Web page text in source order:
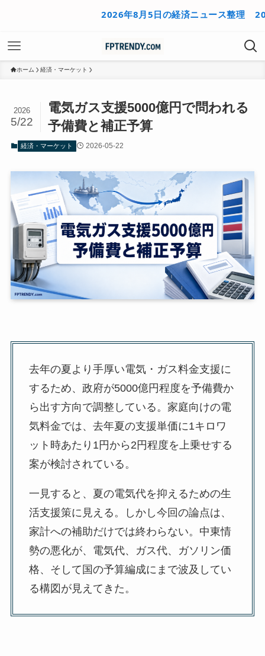
2026年8月5日の経済ニュース整理 2026年8
ホーム 経済・マーケット
電気ガス支援5000億円で問われる
予備費と補正予算
2026
5/22
経済・マーケット 2026-05-22
去年の夏より手厚い電気・ガス料金支援に
するため、政府が5000億円程度を予備費か
ら出す方向で調整している。家庭向けの電
気料金では、去年夏の支援単価に1キロワ
ット時あたり1円から2円程度を上乗せする
案が検討されている。
一見すると、夏の電気代を抑えるための生
活支援策に見える。しかし今回の論点は、
家計への補助だけでは終わらない。中東情
勢の悪化が、電気代、ガス代、ガソリン価
格、そして国の予算編成にまで波及してい
る構図が見えてきた。